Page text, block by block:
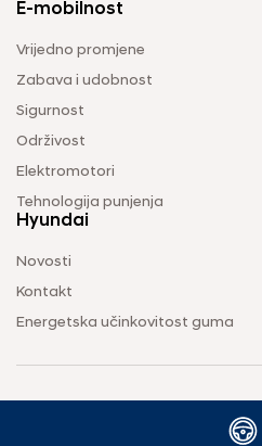
E-mobilnost
Vrijedno promjene
Zabava i udobnost
Sigurnost
Održivost
Elektromotori
Tehnologija punjenja
Hyundai
Novosti
Kontakt
Energetska učinkovitost guma
2026 © Afro d.o.o. Sva prava pridržana